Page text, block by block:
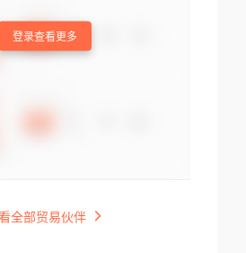
登录查看更多
全部贸易伙伴